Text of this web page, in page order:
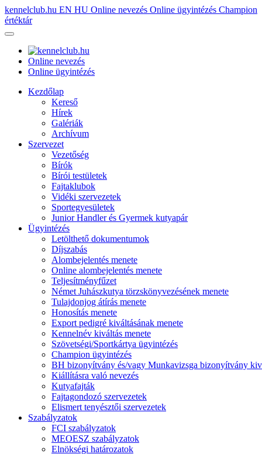
kennelclub.hu EN HU Online nevezés Online ügyintézés Champion
értéktár
Online nevezés
Online ügyintézés
Kezdőlap
Kereső
Hírek
Galériák
Archívum
Szervezet
Vezetőség
Bírók
Bírói testületek
Fajtaklubok
Vidéki szervezetek
Sportegyesületek
Junior Handler és Gyermek kutyapár
Ügyintézés
Letölthető dokumentumok
Díjszabás
Alombejelentés menete
Online alombejelentés menete
Teljesítményfűzet
Német Juhászkutya törzskönyvezésének menete
Tulajdonjog átírás menete
Honosítás menete
Export pedigré kiváltásának menete
Kennelnév kiváltás menete
Szövetségi/Sportkártya ügyintézés
Champion ügyintézés
BH bizonyítvány és/vagy Munkavizsga bizonyítvány
Kiállításra való nevezés
Kutyafajták
Fajtagondozó szervezetek
Elismert tenyésztői szervezetek
Szabályzatok
FCI szabályzatok
MEOESZ szabályzatok
Elnökségi határozatok